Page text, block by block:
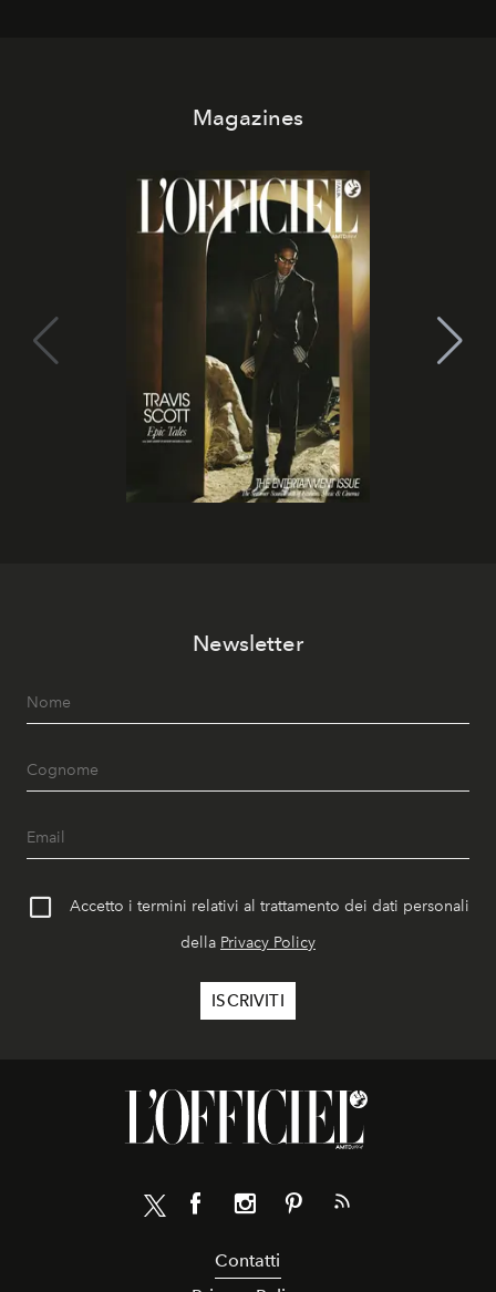
Magazines
Newsletter
Accetto i termini relativi al trattamento dei dati personali
della Privacy Policy
Contatti